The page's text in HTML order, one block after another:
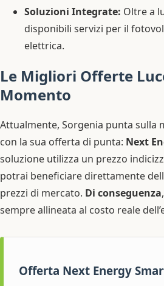
Soluzioni Integrate: Oltre a
disponibili servizi per il
elettrica.
Le Migliori Offerte
Momento
Attualmente, Sorgenia punta sulla
con la sua offerta di punta: Next
soluzione utilizza un prezzo
potrai beneficiare direttamente
prezzi di mercato. Di conseguenza
sempre allineata al costo reale
Offerta Next Energy